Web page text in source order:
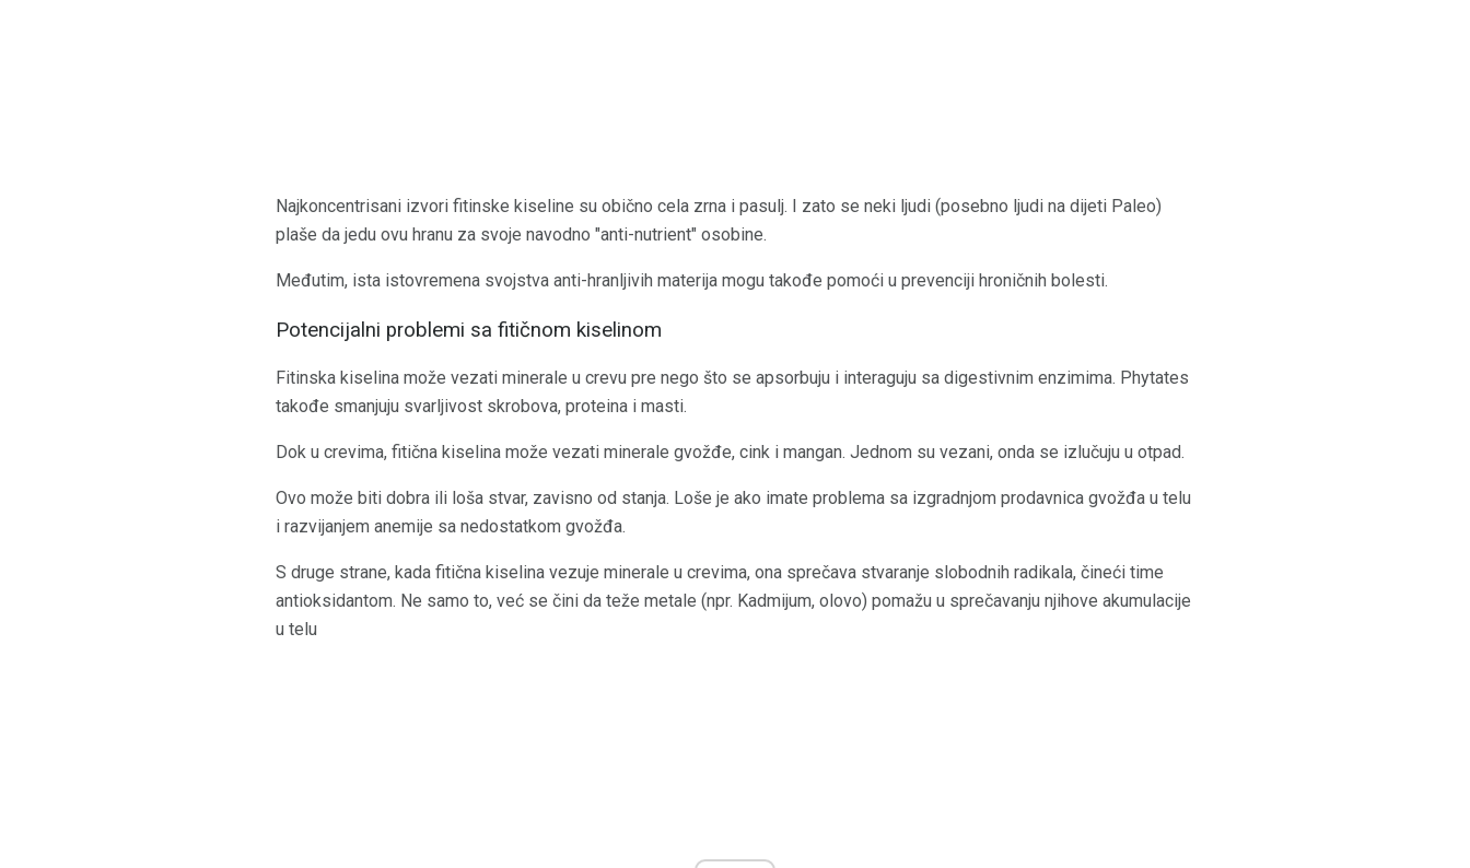
Najkoncentrisani izvori fitinske kiseline su obično cela zrna i pasulj. I zato se neki ljudi (posebno ljudi na dijeti Paleo)
plaše da jedu ovu hranu za svoje navodno "anti-nutrient" osobine.
Međutim, ista istovremena svojstva anti-hranljivih materija mogu takođe pomoći u prevenciji hroničnih bolesti.
Potencijalni problemi sa fitičnom kiselinom
Fitinska kiselina može vezati minerale u crevu pre nego što se apsorbuju i interaguju sa digestivnim enzimima. Phytates
takođe smanjuju svarljivost skrobova, proteina i masti.
Dok u crevima, fitična kiselina može vezati minerale gvožđe, cink i mangan. Jednom su vezani, onda se izlučuju u otpad.
Ovo može biti dobra ili loša stvar, zavisno od stanja. Loše je ako imate problema sa izgradnjom prodavnica gvožđa u telu
i razvijanjem anemije sa nedostatkom gvožđa.
S druge strane, kada fitična kiselina vezuje minerale u crevima, ona sprečava stvaranje slobodnih radikala, čineći time
antioksidantom. Ne samo to, već se čini da teže metale (npr. Kadmijum, olovo) pomažu u sprečavanju njihove akumulacije
u telu